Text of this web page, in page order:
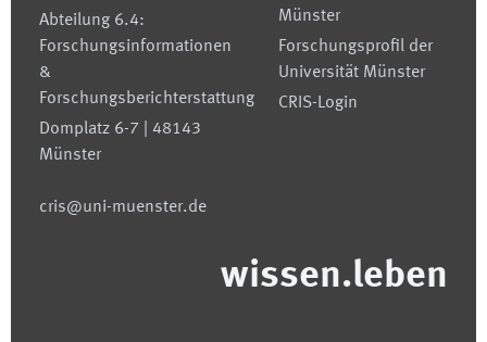
Abteilung 6.4:
Forschungsinformationen
&
Forschungsberichterstattung
Domplatz 6-7 | 48143
Münster
cris@uni-muenster.de
Münster
Forschungsprofil der
Universität Münster
CRIS-Login
wissen.leben